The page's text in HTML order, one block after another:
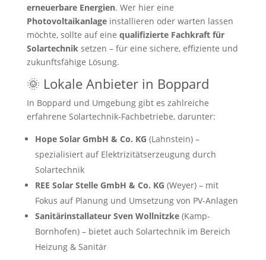
erneuerbare Energien. Wer hier eine
Photovoltaikanlageinstallieren oder warten lassen
möchte, sollte auf eine qualifizierte Fachkraft für
Solartechniksetzen – für eine sichere, effiziente und
zukunftsfähige Lösung.
🌞 Lokale Anbieter in Boppard
In Boppard und Umgebung gibt es zahlreiche
erfahrene Solartechnik-Fachbetriebe, darunter:
Hope Solar GmbH & Co. KG (Lahnstein) –
spezialisiert auf Elektrizitätserzeugung durch
Solartechnik
REE Solar Stelle GmbH & Co. KG (Weyer) – mit
Fokus auf Planung und Umsetzung von PV-Anlagen
Sanitärinstallateur Sven Wollnitzke(Kamp-
Bornhofen) – bietet auch Solartechnik im Bereich
Heizung & Sanitär